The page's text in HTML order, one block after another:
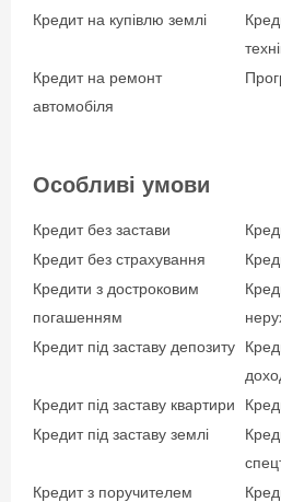
Кредит на купівлю землі
Кредит на ремонт
автомобіля
Особливі умови
Кредит без застави
Кредит без страхування
Кредити з достроковим
погашенням
Кредит під заставу депозиту
Кредит під заставу квартири
Кредит під заставу землі
Кредит з поручителем